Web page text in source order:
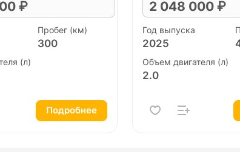
₽
Пробег (км)
300
(л)
Подробнее
2 048 000 ₽
Год выпуска
2025
Объем двигателя (л)
2.0